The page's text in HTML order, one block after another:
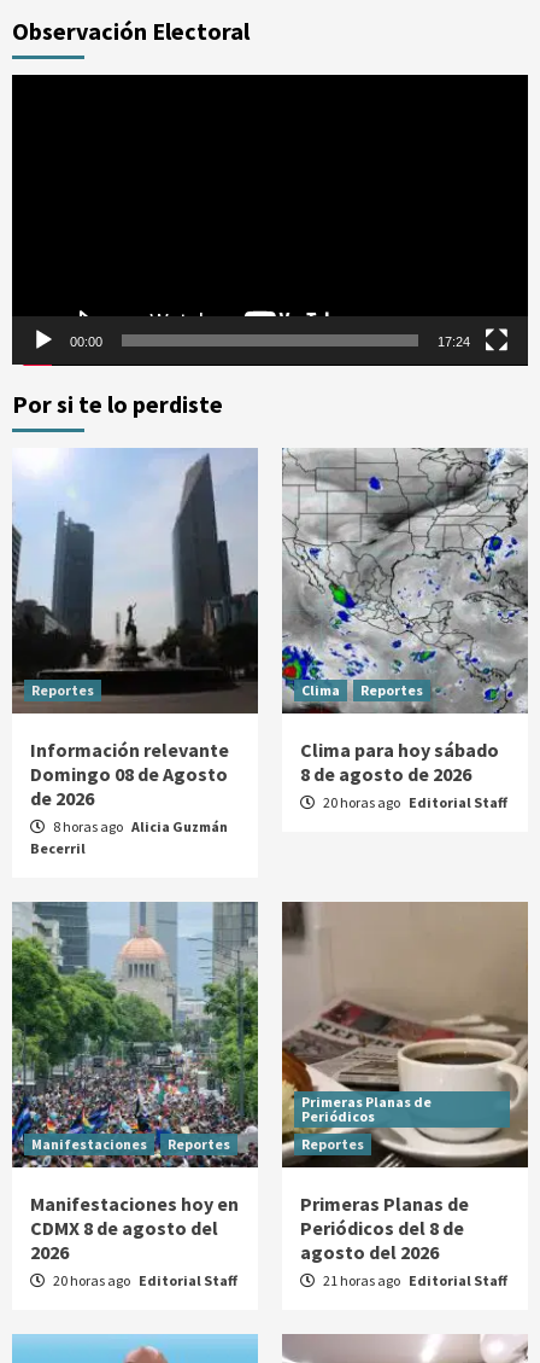
Observación Electoral
00:00 17:24
Por si te lo perdiste
Reportes
Información relevante
Domingo 08 de Agosto
de 2026
8 horas ago Alicia Guzmán
Becerril
Clima Reportes
Clima para hoy sábado
8 de agosto de 2026
20 horas ago Editorial Staff
Manifestaciones Reportes
Manifestaciones hoy en
CDMX 8 de agosto del
2026
20 horas ago Editorial Staff
Primeras Planas de
Periódicos
Reportes
Primeras Planas de
Periódicos del 8 de
agosto del 2026
21 horas ago Editorial Staff